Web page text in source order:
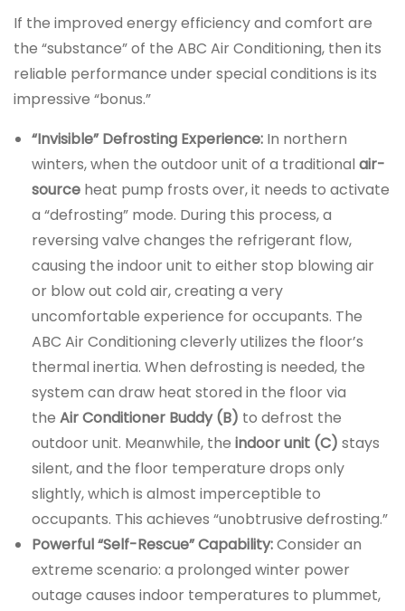
If the improved energy efficiency and comfort are
the “substance” of the ABC Air Conditioning, then its
reliable performance under special conditions is its
impressive “bonus.”
“Invisible” Defrosting Experience: In northern
winters, when the outdoor unit of a traditional air-
source heat pump frosts over, it needs to activate
a “defrosting” mode. During this process, a
reversing valve changes the refrigerant flow,
causing the indoor unit to either stop blowing air
or blow out cold air, creating a very
uncomfortable experience for occupants. The
ABC Air Conditioning cleverly utilizes the floor’s
thermal inertia. When defrosting is needed, the
system can draw heat stored in the floor via
the Air Conditioner Buddy (B) to defrost the
outdoor unit. Meanwhile, the indoor unit (C) stays
silent, and the floor temperature drops only
slightly, which is almost imperceptible to
occupants. This achieves “unobtrusive defrosting.”
Powerful “Self-Rescue” Capability:Consider an
extreme scenario: a prolonged winter power
outage causes indoor temperatures to plummet,